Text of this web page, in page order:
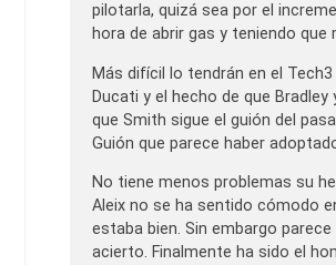
pilotarla, quizá sea por el
hora de abrir gas y teniendo
Más difícil lo tendrán en el
Ducati y el hecho de que
que Smith sigue el guión del
Guión que parece haber
No tiene menos problemas su
Aleix no se ha sentido cómodo
estaba bien. Sin embargo
acierto. Finalmente ha sido el